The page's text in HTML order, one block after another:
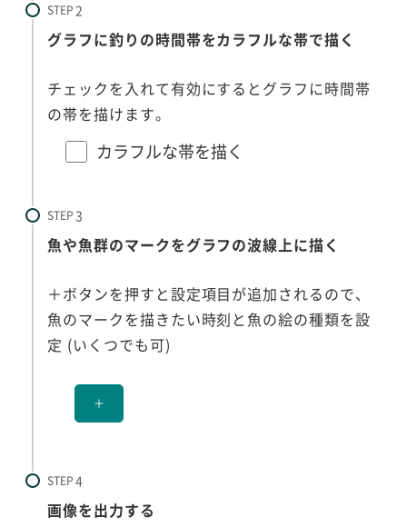
STEP
グラフに釣りの時間帯をカラフルな帯で描く
チェックを入れて有効にするとグラフに時間帯
の帯を描けます。
カラフルな帯を描く
STEP
魚や魚群のマークをグラフの波線上に描く
＋ボタンを押すと設定項目が追加されるので、
魚のマークを描きたい時刻と魚の絵の種類を設
定 (いくつでも可)
＋
STEP
画像を出力する